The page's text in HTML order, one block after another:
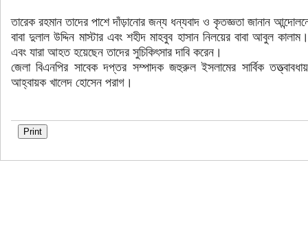
তারেক রহমান তাদের পাশে দাঁড়ানোর জন্য ধন্যবাদ ও কৃতজ্ঞতা জানান
বাবা দুলাল উদ্দিন মাস্টার এবং শহীদ মাহবুব হাসান নিলয়ের বাবা আবুল
এবং যারা আহত হয়েছেন তাদের সুচিকিৎসার দাবি করেন।
জেলা বিএনপির সাবেক দপ্তর সম্পাদক জহুরুল ইসলামের সার্বিক
আহ্বায়ক খালেদ হোসেন পরাগ।